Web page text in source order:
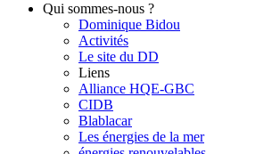
Qui sommes-nous ?
Dominique Bidou
Activités
Le site du DD
Liens
Alliance HQE-GBC
CIDB
Blablacar
Les énergies de la mer